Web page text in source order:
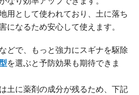
用として使われており、土に落ち
になるため安心して使えます。
どで、もっと強力にスギナを駆除
を選ぶと予防効果も期待できま
土に薬剤の成分が残るため、下記